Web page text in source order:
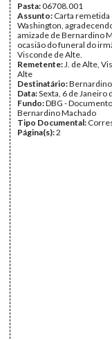
Pasta:06708.001
Assunto: Carta remetida
Washington,
amizade de Bernardino
ocasião do funeral do
Visconde de Alte.
Remetente:J. de Alte,
Alte
Destinatário:
Data:Sexta, 6 de Janeiro
Fundo:DBG -
Bernardino Machado
Tipo Documental:
Página(s):2